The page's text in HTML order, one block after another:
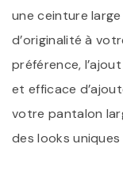
une ceinture
d’originalité à
préférence,
et efficace
votre pantalon
des looks